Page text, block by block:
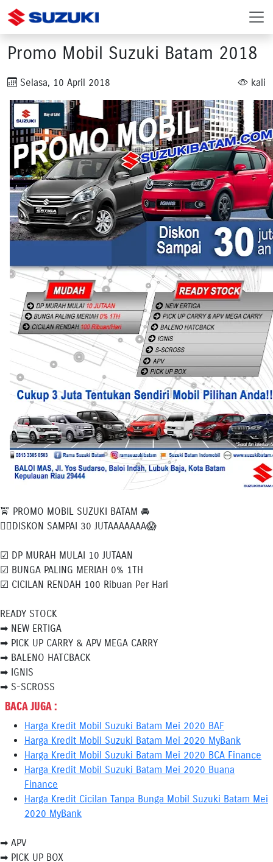
Promo Mobil Suzuki Batam 2018
Selasa, 10 April 2018 kali
🚖 PROMO MOBIL SUZUKI BATAM 🚘
🙋‍♀DISKON SAMPAI 30 JUTAAAAAAA😱
☑ DP MURAH MULAI 10 JUTAAN
☑ BUNGA PALING MERIAH 0% 1TH
☑ CICILAN RENDAH 100 Ribuan Per Hari
READY STOCK
➡ NEW ERTIGA
➡ PICK UP CARRY & APV MEGA CARRY
➡ BALENO HATCBACK
➡ IGNIS
➡ S-SCROSS
BACA JUGA :
Harga Kredit Mobil Suzuki Batam Mei 2020 BAF
Harga Kredit Mobil Suzuki Batam Mei 2020 MyBank
Harga Kredit Mobil Suzuki Batam Mei 2020 BCA Finance
Harga Kredit Mobil Suzuki Batam Mei 2020 Buana
Finance
Harga Kredit Cicilan Tanpa Bunga Mobil Suzuki Batam Mei
2020 MyBank
➡ APV
➡ PICK UP BOX